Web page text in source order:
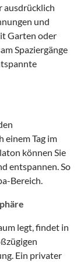
ausdrücklich
und
Garten oder
Spaziergänge
einem Tag im
können Sie
entspannen. So
Bereich.
legt, findet in
Ein privater